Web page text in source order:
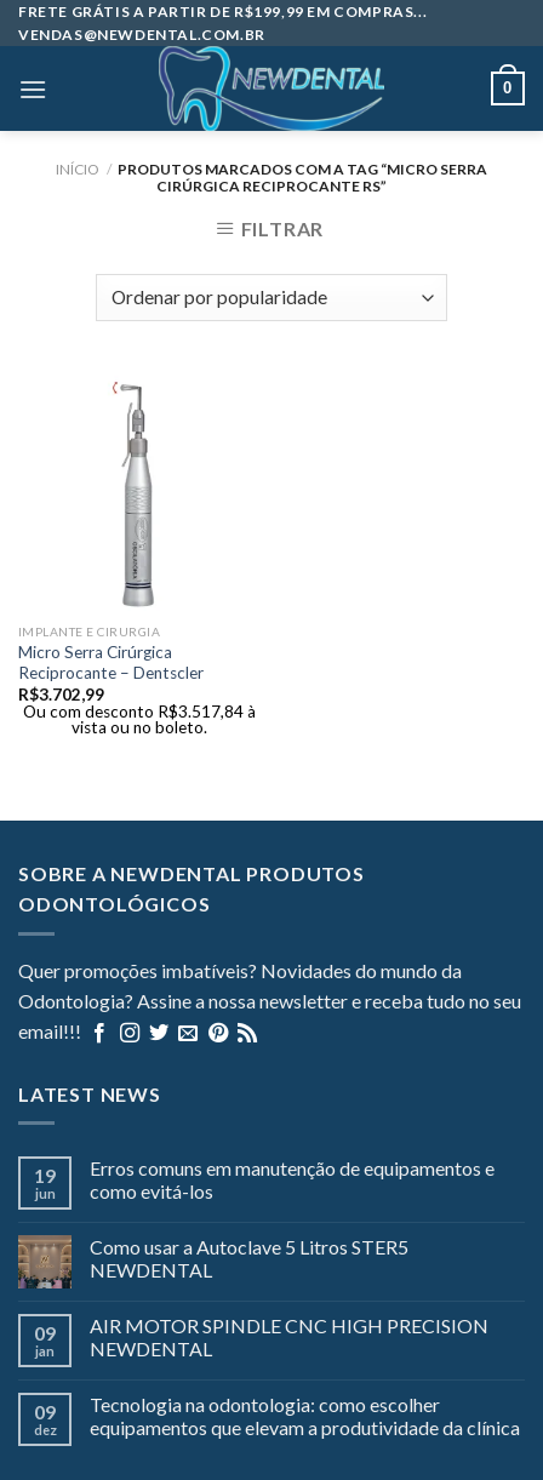
Skip
to
FRETE GRÁTIS A PARTIR DE R$199,99 EM COMPRAS...
VENDAS@NEWDENTAL.COM.BR
0
INÍCIO / PRODUTOS MARCADOS COM A TAG “MICRO SERRA
CIRÚRGICA RECIPROCANTE RS”
FILTRAR
IMPLANTE E CIRURGIA
Micro Serra Cirúrgica
Reciprocante – Dentscler
R$3.702,99
Ou com desconto R$3.517,84 à
vista ou no boleto.
SOBRE A NEWDENTAL PRODUTOS
ODONTOLÓGICOS
Quer promoções imbatíveis? Novidades do mundo da
Odontologia? Assine a nossa newsletter e receba tudo no seu
email!!!
LATEST NEWS
19
jun
Erros comuns em manutenção de equipamentos e
como evitá-los
Como usar a Autoclave 5 Litros STER5
NEWDENTAL
09
jan
AIR MOTOR SPINDLE CNC HIGH PRECISION
NEWDENTAL
09
dez
Tecnologia na odontologia: como escolher
equipamentos que elevam a produtividade da clínica